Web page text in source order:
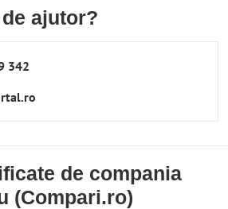
ajutor?
342
de compania
(Compari.ro)